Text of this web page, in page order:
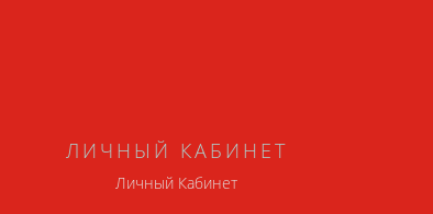
ЛИЧНЫЙ КАБИНЕТ
Личный Кабинет